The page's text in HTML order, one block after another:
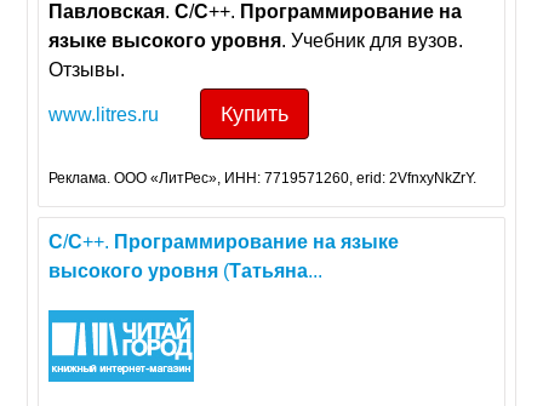
Павловская.C/C++. Программирование на
языке высокого уровня. Учебник для вузов.
Отзывы.
www.litres.ru Купить
Реклама. ООО «ЛитРес», ИНН: 7719571260, erid: 2VfnxyNkZrY.
C/C++. Программирование на языке
высокого уровня (Татьяна...